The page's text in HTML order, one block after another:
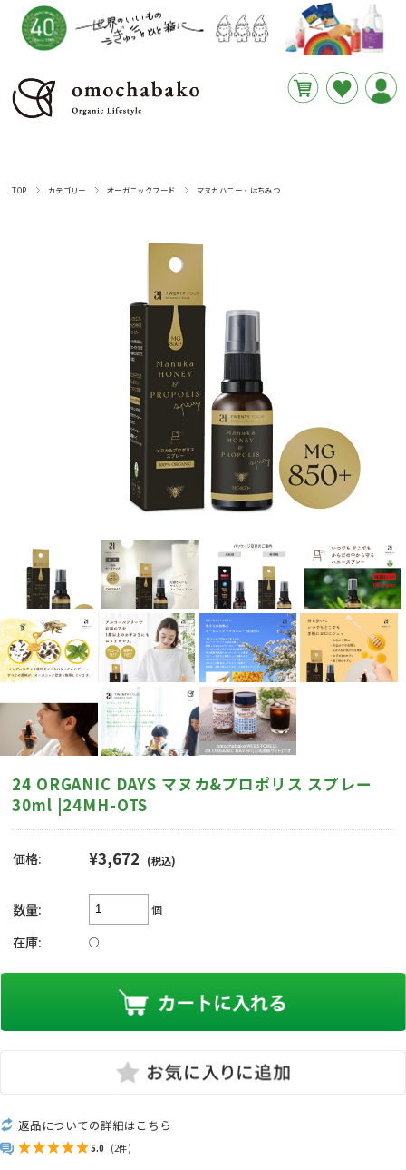
TOP カテゴリー オーガニックフード マヌカハニー・はちみつ
24 ORGANIC DAYS マヌカ&プロポリス スプレー
30ml |24MH-OTS
価格: ¥3,672 (税込)
数量: 個
在庫: ○
返品についての詳細はこちら
5.0 (2件)